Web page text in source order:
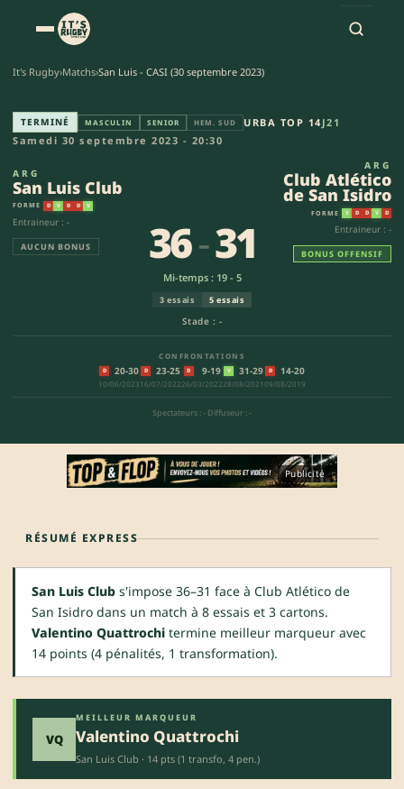
It's Rugby›Matchs›San Luis - CASI (30 septembre 2023)
San Luis Club - Club Atlético
TERMINÉ MASCULIN SENIOR HEM. SUD URBA TOP 14 J21
Samedi 30 septembre 2023 - 20:30
ARG
San Luis Club
FORME D V D D V
Entraineur : -
AUCUN BONUS
Stade : -
36-31
Mi-temps : 19 - 5
3 essais 5 essais
CONFRONTATIONS
D 20-30
10/06/2023
D 23-25
16/07/2022
D 9-19
26/03/2022
V 31-29
28/08/2021
D 14-20
09/08/2019
Spectateurs : - Diffuseur : -
ARG
Club Atlético
de San Isidro
FORME V D D V D
Entraineur : -
BONUS OFFENSIF
Publicité
RÉSUMÉ EXPRESS
San Luis Club s'impose 36–31 face à Club Atlético de
San Isidro dans un match à 8 essais et 3 cartons.
Valentino Quattrochi termine meilleur marqueur avec
14 points (4 pénalités, 1 transformation).
VQ
MEILLEUR MARQUEUR
Valentino Quattrochi
San Luis Club · 14 pts (1 transfo, 4 pen.)